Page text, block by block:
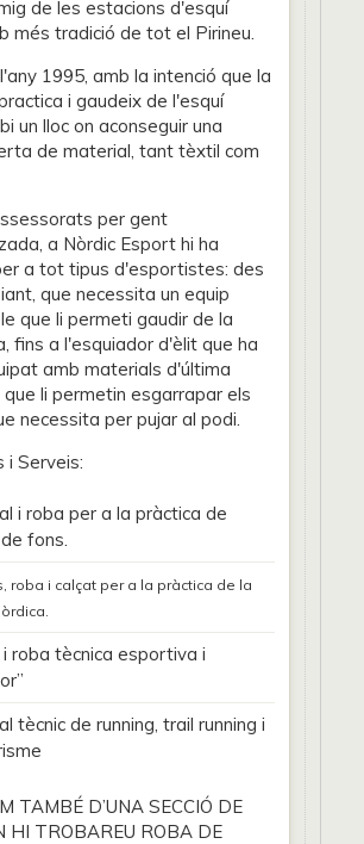
de les estacions d'esquí
més tradició de tot el Pirineu.
1995, amb la intenció que la
i gaudeix de l'esquí
un lloc on aconseguir una
de material, tant tèxtil com
per gent
a Nòrdic Esport hi ha
a tot tipus d'esportistes: des
que necessita un equip
que li permeti gaudir de la
fins a l'esquiador d'èlit que ha
amb materials d'última
li permetin esgarrapar els
necessita per pujar al podi.
i Serveis:
i roba per a la pràctica de
fons.
roba i calçat per a la pràctica de la
roba tècnica esportiva i
tècnic de running, trail running i
TAMBÉ D’UNA SECCIÓ DE
HI TROBAREU ROBA DE